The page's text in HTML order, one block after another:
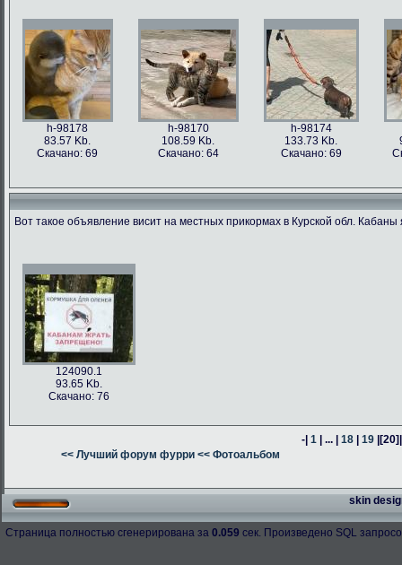
h-98178
83.57 Kb.
Скачано: 69
h-98170
108.59 Kb.
Скачано: 64
h-98174
133.73 Kb.
Скачано: 69
h-98176
76.47 Kb.
Скачано: 63
h-98171
187.62 Kb.
Скачано: 66
h-98160
h-98164
Вот такое объявление висит на местных прикормах в Курской обл.
124090.1
93.65 Kb.
Скачано: 76
-| 1 | ... | 18 | 19 |[20]
<< Лучший форум фурри << Фотоальбом
skin
Страница полностью сгенерирована за 0.059 сек. Произведено SQL